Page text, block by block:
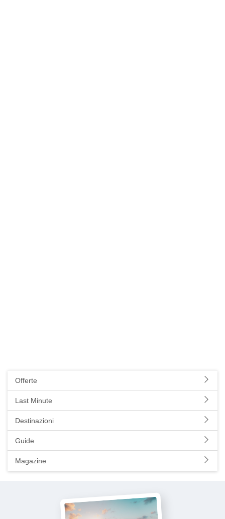
Offerte
Last Minute
Destinazioni
Guide
Magazine